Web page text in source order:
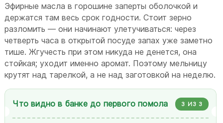
Эфирные масла в горошине заперты оболочкой и
держатся там весь срок годности. Стоит зерно
разломить — они начинают улетучиваться: через
четверть часа в открытой посуде запах уже заметно
тише. Жгучесть при этом никуда не денется, она
стойкая; уходит именно аромат. Поэтому мельницу
крутят над тарелкой, а не над заготовкой на неделю.
Что видно в банке до первого помола 3 ИЗ 3